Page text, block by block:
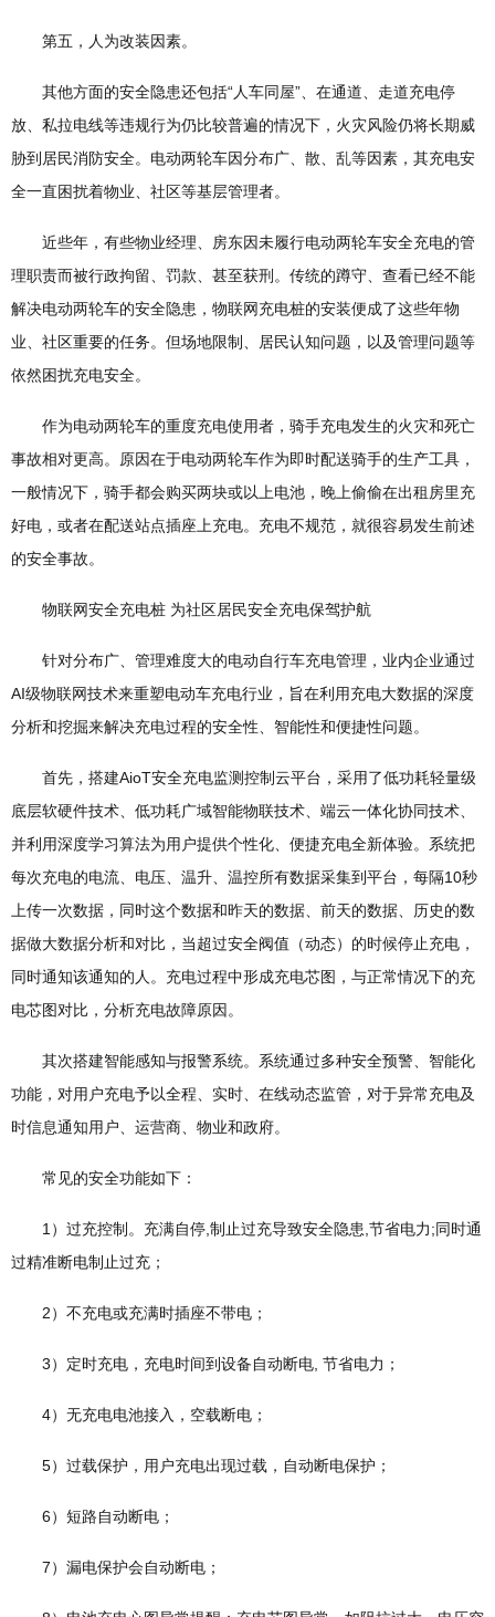
第五，人为改装因素。
其他方面的安全隐患还包括“人车同屋”、在通道、走道充电停
放、私拉电线等违规行为仍比较普遍的情况下，火灾风险仍将长期威
胁到居民消防安全。电动两轮车因分布广、散、乱等因素，其充电安
全一直困扰着物业、社区等基层管理者。
近些年，有些物业经理、房东因未履行电动两轮车安全充电的管
理职责而被行政拘留、罚款、甚至获刑。传统的蹲守、查看已经不能
解决电动两轮车的安全隐患，物联网充电桩的安装便成了这些年物
业、社区重要的任务。但场地限制、居民认知问题，以及管理问题等
依然困扰充电安全。
作为电动两轮车的重度充电使用者，骑手充电发生的火灾和死亡
事故相对更高。原因在于电动两轮车作为即时配送骑手的生产工具，
一般情况下，骑手都会购买两块或以上电池，晚上偷偷在出租房里充
好电，或者在配送站点插座上充电。充电不规范，就很容易发生前述
的安全事故。
物联网安全充电桩 为社区居民安全充电保驾护航
针对分布广、管理难度大的电动自行车充电管理，业内企业通过
AI级物联网技术来重塑电动车充电行业，旨在利用充电大数据的深度
分析和挖掘来解决充电过程的安全性、智能性和便捷性问题。
首先，搭建AioT安全充电监测控制云平台，采用了低功耗轻量级
底层软硬件技术、低功耗广域智能物联技术、端云一体化协同技术、
并利用深度学习算法为用户提供个性化、便捷充电全新体验。系统把
每次充电的电流、电压、温升、温控所有数据采集到平台，每隔10秒
上传一次数据，同时这个数据和昨天的数据、前天的数据、历史的数
据做大数据分析和对比，当超过安全阀值（动态）的时候停止充电，
同时通知该通知的人。充电过程中形成充电芯图，与正常情况下的充
电芯图对比，分析充电故障原因。
其次搭建智能感知与报警系统。系统通过多种安全预警、智能化
功能，对用户充电予以全程、实时、在线动态监管，对于异常充电及
时信息通知用户、运营商、物业和政府。
常见的安全功能如下：
1）过充控制。充满自停,制止过充导致安全隐患,节省电力;同时通
过精准断电制止过充；
2）不充电或充满时插座不带电；
3）定时充电，充电时间到设备自动断电, 节省电力；
4）无充电电池接入，空载断电；
5）过载保护，用户充电出现过载，自动断电保护；
6）短路自动断电；
7）漏电保护会自动断电；